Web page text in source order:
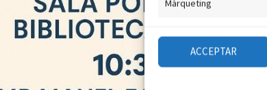
Màrqueting
ACCEPTAR